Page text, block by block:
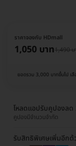
ราคาจองกับ HDmall
1,050 บาท1,490 บ
ยอดรวม 3,000 บาทขึ้นไป เ
โหลดแอปรับคูปองลด
คูปองมีจำนวนจำกัด
รับสิทธิพิเศษเพิ่มอีก